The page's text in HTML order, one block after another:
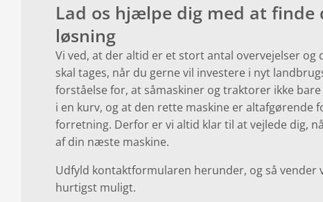
Lad os hjælpe dig med at finde
løsning
Vi ved, at der altid er et stort antal overvejelser og
skal tages, når du gerne vil investere i nyt
forståelse for, at såmaskiner og traktorer ikke
i en kurv, og at den rette maskine er altafgørende
forretning. Derfor er vi altid klar til at vejlede dig,
af din næste maskine.
Udfyld kontaktformularen herunder, og så vender
hurtigst muligt.